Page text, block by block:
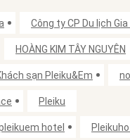
Công ty CP Du lịch Gia
HOÀNG KIM TÂY NGUYÊN
sạn Pleiku&Em
Pleiku
hotel